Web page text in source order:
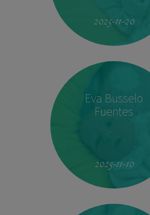
2025-11-20
Eva Busselo
Fuentes
2025-11-10